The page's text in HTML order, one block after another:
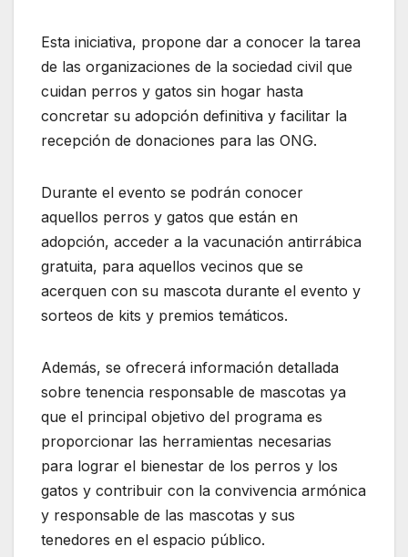
Esta iniciativa, propone dar a conocer la tarea
de las organizaciones de la sociedad civil que
cuidan perros y gatos sin hogar hasta
concretar su adopción definitiva y facilitar la
recepción de donaciones para las ONG.
Durante el evento se podrán conocer
aquellos perros y gatos que están en
adopción, acceder a la vacunación antirrábica
gratuita, para aquellos vecinos que se
acerquen con su mascota durante el evento y
sorteos de kits y premios temáticos.
Además, se ofrecerá información detallada
sobre tenencia responsable de mascotas ya
que el principal objetivo del programa es
proporcionar las herramientas necesarias
para lograr el bienestar de los perros y los
gatos y contribuir con la convivencia armónica
y responsable de las mascotas y sus
tenedores en el espacio público.